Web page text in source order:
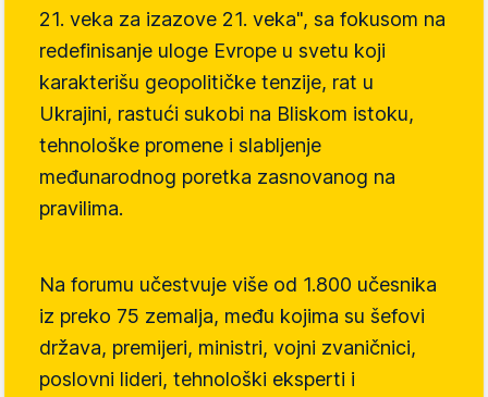
21. veka za izazove 21. veka", sa fokusom na
redefinisanje uloge Evrope u svetu koji
karakterišu geopolitičke tenzije, rat u
Ukrajini, rastući sukobi na Bliskom istoku,
tehnološke promene i slabljenje
međunarodnog poretka zasnovanog na
pravilima.
Na forumu učestvuje više od 1.800 učesnika
iz preko 75 zemalja, među kojima su šefovi
država, premijeri, ministri, vojni zvaničnici,
poslovni lideri, tehnološki eksperti i